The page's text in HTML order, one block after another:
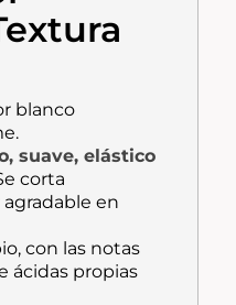
blanco
suave, elástico
corta
en
con las notas
ácidas propias